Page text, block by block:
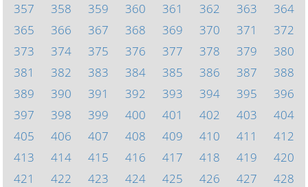
357
358 359 360 361 362 363
364
365
366 367 368 369 370 371
372
373
374 375 376 377 378 379
380
381
382 383 384 385 386 387
388
389
390 391 392 393 394 395
396
397
398 399 400 401 402 403
404
405
406 407 408 409 410 411
412
413
414 415 416 417 418 419
420
421
422 423 424 425 426 427
428